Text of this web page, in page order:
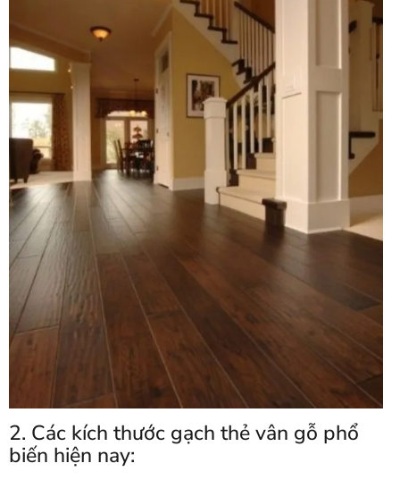
2. Các kích thước gạch thẻ vân gỗ phổ
biến hiện nay: